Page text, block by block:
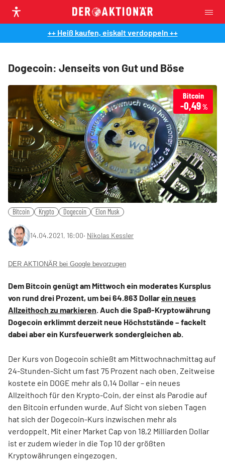
++ Heiß kaufen, eiskalt verdoppeln ++
Dogecoin: Jenseits von Gut und Böse
Bitcoin
-0,49%
Bitcoin Krypto Dogecoin Elon Musk
14.04.2021, 16:00‧ Nikolas Kessler
DER AKTIONÄR bei Google bevorzugen
Dem Bitcoin genügt am Mittwoch ein moderates Kursplus
von rund drei Prozent, um bei 64.863 Dollarein neues
Allzeithoch zu markieren. Auch die Spaß-Kryptowährung
Dogecoin erklimmt derzeit neue Höchststände – fackelt
dabei aber ein Kursfeuerwerk sondergleichen ab.
Der Kurs von Dogecoin schießt am Mittwochnachmittag auf
24-Stunden-Sicht um fast 75 Prozent nach oben. Zeitweise
kostete ein DOGE mehr als 0,14 Dollar – ein neues
Allzeithoch für den Krypto-Coin, der einst als Parodie auf
den Bitcoin erfunden wurde. Auf Sicht von sieben Tagen
hat sich der Dogecoin-Kurs inzwischen mehr als
verdoppelt. Mit einer Market Cap von 18,2 Milliarden Dollar
ist er zudem wieder in die Top 10 der größten
Kryptowährungen eingezogen.